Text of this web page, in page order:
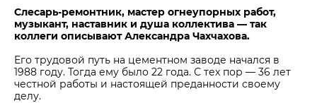
Слесарь-ремонтник, мастер огнеупорных работ,
музыкант, наставник и душа коллектива — так
коллеги описывают Александра Чахчахова.
Его трудовой путь на цементном заводе начался в
1988 году. Тогда ему было 22 года. С тех пор — 36 лет
честной работы и настоящей преданности своему
делу.
Контакты
Контакты
Служба доверия